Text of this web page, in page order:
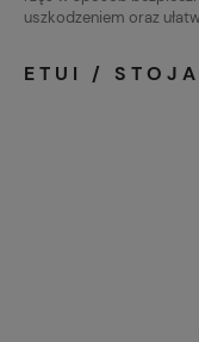
uszkodzeniem oraz
ETUI /